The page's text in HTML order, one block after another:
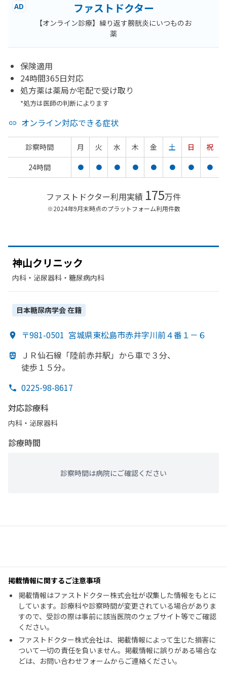
AD ファストドクター
【オンライン診療】繰り返す膀胱炎にいつものお
薬
保険適用
24時間365日対応
処方薬は薬局か宅配で受け取り
*処方は医師の判断によります
オンライン対応できる症状
診察時間 月 火 水 木 金 土 日
祝
24時間
● ● ● ● ● ● ● ●
ファストドクター利用実績 175万件
※2024年9月末時点のプラットフォーム利用件数
神山クリニック
内科・​泌尿器科・​糖尿病内科
日本糖尿病学会在籍
〒981-0501 宮城県東松島市赤井字川前４番１－６
ＪＲ仙石線 「陸前赤井駅」から車で３分、
徒歩１５分。
0225-98-8617
対応診療科
内科・​泌尿器科
診療時間
診察時間は病院にご確認ください
掲載情報に関するご注意事項
掲載情報はファストドクター株式会社が収集した情報をもとに
しています。診療科や診察時間が変更されている場合がありま
すので、受診の際は事前に該当医院のウェブサイト等でご確認
ください。
ファストドクター株式会社は、掲載情報によって生じた損害に
ついて一切の責任を負いません。掲載情報に誤りがある場合な
どは、お問い合わせフォームからご連絡ください。